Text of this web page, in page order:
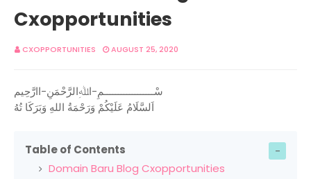
Cxopportunities
CXOPPORTUNITIES AUGUST 25, 2020
Table of Contents
Domain Baru Blog Cxopportunities